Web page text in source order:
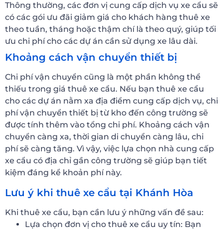
Thông thường, các đơn vị cung cấp dịch vụ xe cẩu sẽ
có các gói ưu đãi giảm giá cho khách hàng thuê xe
theo tuần, tháng hoặc thậm chí là theo quý, giúp tối
ưu chi phí cho các dự án cần sử dụng xe lâu dài.
Khoảng cách vận chuyển thiết bị
Chi phí vận chuyển cũng là một phần không thể
thiếu trong giá thuê xe cẩu. Nếu bạn thuê xe cẩu
cho các dự án nằm xa địa điểm cung cấp dịch vụ, chi
phí vận chuyển thiết bị từ kho đến công trường sẽ
được tính thêm vào tổng chi phí. Khoảng cách vận
chuyển càng xa, thời gian di chuyển càng lâu, chi
phí sẽ càng tăng. Vì vậy, việc lựa chọn nhà cung cấp
xe cẩu có địa chỉ gần công trường sẽ giúp bạn tiết
kiệm đáng kể khoản phí này.
Lưu ý khi thuê xe cẩu tại Khánh Hòa
Khi thuê xe cẩu, bạn cần lưu ý những vấn đề sau:
Lựa chọn đơn vị cho thuê xe cẩu uy tín: Bạn